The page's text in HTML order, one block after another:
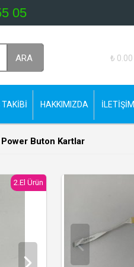
05
ARA ₺ 0.00
TAKİBİ HAKKIMIZDA İLETİŞİM
Power Buton Kartlar
2.El Ürün